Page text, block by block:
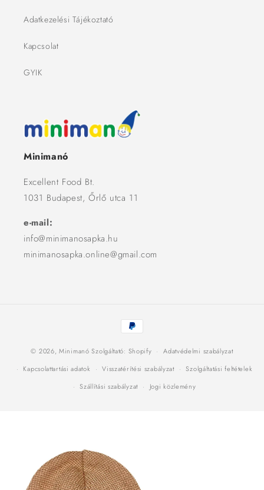
Adatkezelési Tájékoztató
Kapcsolat
GYIK
Minimanó
Excellent Food Bt.
1031 Budapest, Őrlő utca 11
e-mail:
info@minimanosapka.hu
minimanosapka.online@gmail.com
Fizetési
módok
© 2026,Minimanó Szolgáltató: Shopify
Adatvédelmi szabályzat
Kapcsolattartási adatok
Visszatérítési szabályzat
Szolgáltatási feltételek
Szállítási szabályzat
Jogi közlemény